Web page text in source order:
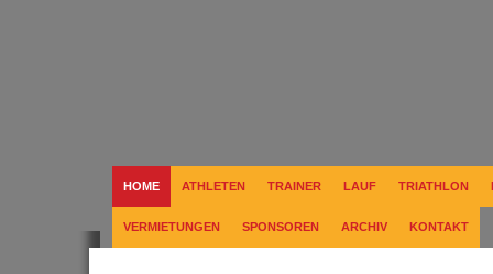
HOME ATHLETEN TRAINER LAUF TRIATHLON
VERMIETUNGEN SPONSOREN ARCHIV KONTAKT